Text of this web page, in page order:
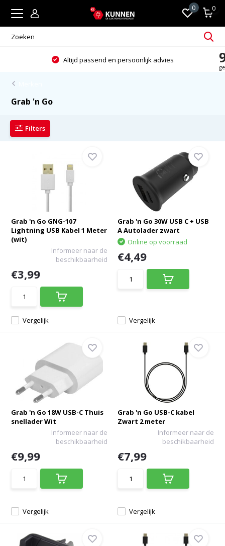
0 0
Altijd passend en persoonlijk advies
Grab 'n Go
Filters
Grab 'n Go GNG-107
Lightning USB Kabel 1 Meter
(wit)
Vergelijk
Informeer naar de
beschikbaarheid
€3,99
Grab 'n Go 30W USB C + USB
A Autolader zwart
Vergelijk
Online op voorraad
€4,49
Grab 'n Go 18W USB-C Thuis
snellader Wit
Vergelijk
Informeer naar de
beschikbaarheid
€9,99
Grab 'n Go USB-C kabel
Zwart 2 meter
Vergelijk
Informeer naar de
beschikbaarheid
€7,99